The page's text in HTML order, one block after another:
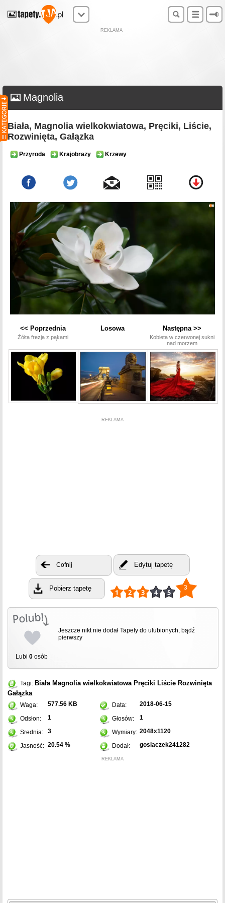
REKLAMA
Magnolia
Biała, Magnolia wielkokwiatowa, Pręciki, Liście,
Rozwinięta, Gałązka
Przyroda Krajobrazy Krzewy
<< Poprzednia
Żółta frezja z pąkami
Losowa Następna >>
Kobieta w czerwonej sukni
nad morzem
REKLAMA
Cofnij Edytuj tapetę
Pobierz tapetę 3
Lubi 0 osób
Jeszcze nikt nie dodał Tapety do ulubionych, bądź
pierwszy
Tagi: Biała Magnolia wielkokwiatowa Pręciki Liście Rozwinięta
Gałązka
Waga: 577.56 KB Data: 2018-06-15
Odsłon: 1 Głosów: 1
Srednia: 3 Wymiary: 2048x1120
Jasność: 20.54 % Dodał: gosiaczek241282
REKLAMA